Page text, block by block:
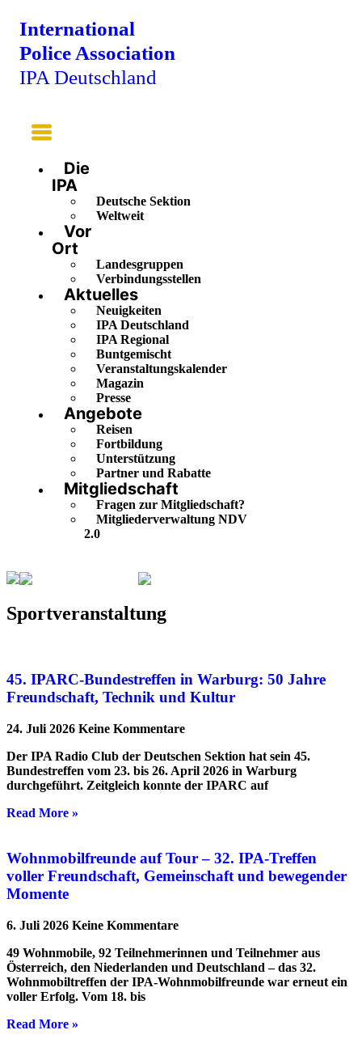
International
Police Association
IPA Deutschland
Main
Menu
Die
IPA
Deutsche Sektion
Weltweit
Vor
Ort
Landesgruppen
Verbindungsstellen
Aktuelles
Neuigkeiten
IPA Deutschland
IPA Regional
Buntgemischt
Veranstaltungskalender
Magazin
Presse
Angebote
Reisen
Fortbildung
Unterstützung
Partner und Rabatte
Mitgliedschaft
Fragen zur Mitgliedschaft?
Mitgliederverwaltung NDV
2.0
Sportveranstaltung
45. IPARC-Bundestreffen in Warburg: 50 Jahre
Freundschaft, Technik und Kultur
24. Juli 2026 Keine Kommentare
Der IPA Radio Club der Deutschen Sektion hat sein 45.
Bundestreffen vom 23. bis 26. April 2026 in Warburg
durchgeführt. Zeitgleich konnte der IPARC auf
Read More »
Wohnmobilfreunde auf Tour – 32. IPA-Treffen
voller Freundschaft, Gemeinschaft und bewegender
Momente
6. Juli 2026 Keine Kommentare
49 Wohnmobile, 92 Teilnehmerinnen und Teilnehmer aus
Österreich, den Niederlanden und Deutschland – das 32.
Wohnmobiltreffen der IPA-Wohnmobilfreunde war erneut ein
voller Erfolg. Vom 18. bis
Read More »